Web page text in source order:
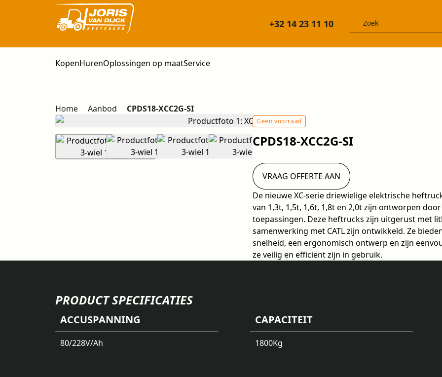
+32 14 23 11 10
KopenHurenOplossingen op maatService
Home Aanbod CPDS18-XCC2G-SI
Geen voorraad
CPDS18-XCC2G-SI
De nieuwe XC-serie driewielige elektrische
van 1,3t, 1,5t, 1,6t, 1,8t en 2,0t zijn ontworpen
toepassingen. Deze heftrucks zijn uitgerust met
samenwerking met CATL zijn ontwikkeld. Ze
snelheid, een ergonomisch ontwerp en zijn
ze veilig en efficiënt zijn in gebruik.
VRAAG OFFERTE AAN
PRODUCT SPECIFICATIES
ACCUSPANNING
80/228V/Ah
CAPACITEIT
1800Kg